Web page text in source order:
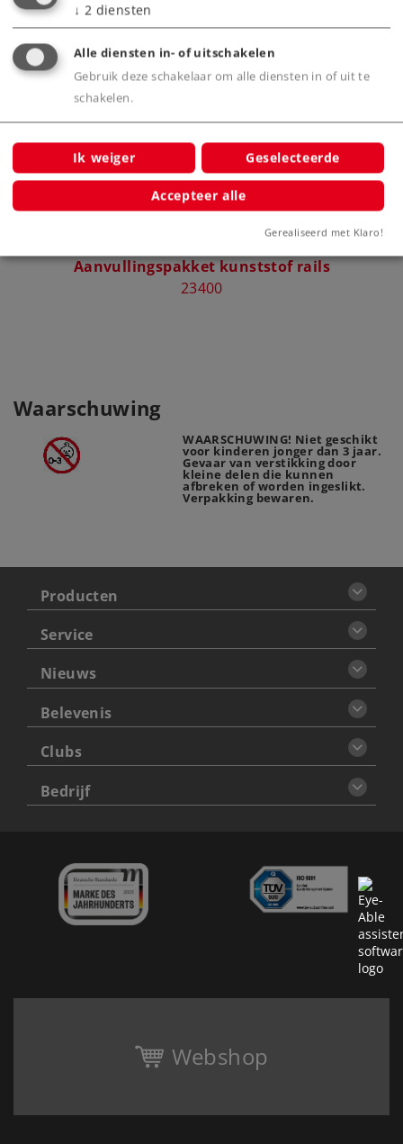
Bijbehorende producten
Aanvullingspakket kunststof rails
23400
Waarschuwing
WAARSCHUWING! Niet geschikt
voor kinderen jonger dan 3 jaar.
Gevaar van verstikking door
kleine delen die kunnen
afbreken of worden ingeslikt.
Verpakking bewaren.
Producten
Service
Nieuws
Belevenis
Clubs
Bedrijf
Webshop
↓ 2 diensten
Alle diensten in- of uitschakelen
Gebruik deze schakelaar om alle diensten in of uit te
schakelen.
Ik weiger Geselecteerde
Accepteer alle
Gerealiseerd met Klaro!